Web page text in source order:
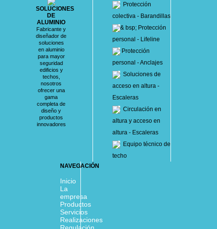
SOLUCIONES
DE
ALUMINIO
Fabricante y
diseñador de
soluciones
en aluminio
para mayor
seguridad
edificios y
techos,
nosotros
ofrecer una
gama
completa de
diseño y
productos
innovadores
Protección
colectiva - Barandillas
& bsp; Protección
personal - Lifeline
Protección
personal - Anclajes
Soluciones de
acceso en altura -
Escaleras
Circulación en
altura y acceso en
altura - Escaleras
Equipo técnico de
techo
NAVEGACIÓN
Inicio
La
empresa
Productos
Servicios
Realizaciones